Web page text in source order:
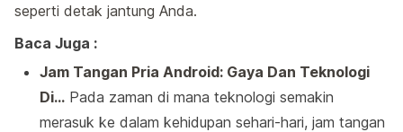
seperti detak jantung Anda.
Baca Juga :
Jam Tangan Pria Android: Gaya Dan Teknologi
Di… Pada zaman di mana teknologi semakin
merasuk ke dalam kehidupan sehari-hari, jam tangan